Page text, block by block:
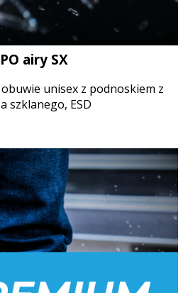
airy SX
obuwie unisex z podnoskiem z
szklanego, ESD